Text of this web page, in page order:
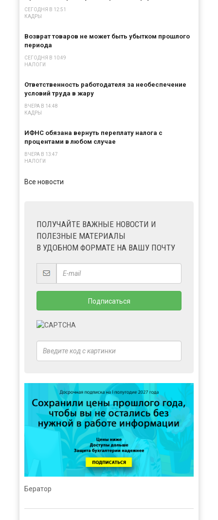
СЕГОДНЯ В 12:51
КАДРЫ
Возврат товаров не может быть убытком прошлого
периода
СЕГОДНЯ В 10:49
НАЛОГИ
Ответственность работодателя за необеспечение
условий труда в жару
ВЧЕРА В 14:48
КАДРЫ
ИФНС обязана вернуть переплату налога с
процентами в любом случае
ВЧЕРА В 13:47
НАЛОГИ
Все новости
ПОЛУЧАЙТЕ ВАЖНЫЕ НОВОСТИ И
ПОЛЕЗНЫЕ МАТЕРИАЛЫ
В УДОБНОМ ФОРМАТЕ НА ВАШУ ПОЧТУ
Бератор